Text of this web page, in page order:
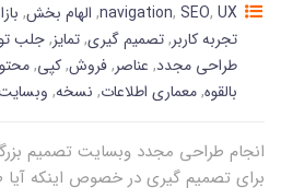
navigation, SEO, UX
, الهام بخش,
تجربه کاربر,تصمیم گیری,تمایز,جلب
طراحی مجدد, عناصر,فروش,کپی,
بالقوه,معماری اطلاعات, نسخه,
انجام طراحی مجدد وبسایت تصمیم
برای تصمیم گیری در خصوص اینکه